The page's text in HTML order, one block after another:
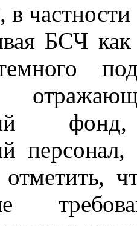
в
БСЧ
персонал,